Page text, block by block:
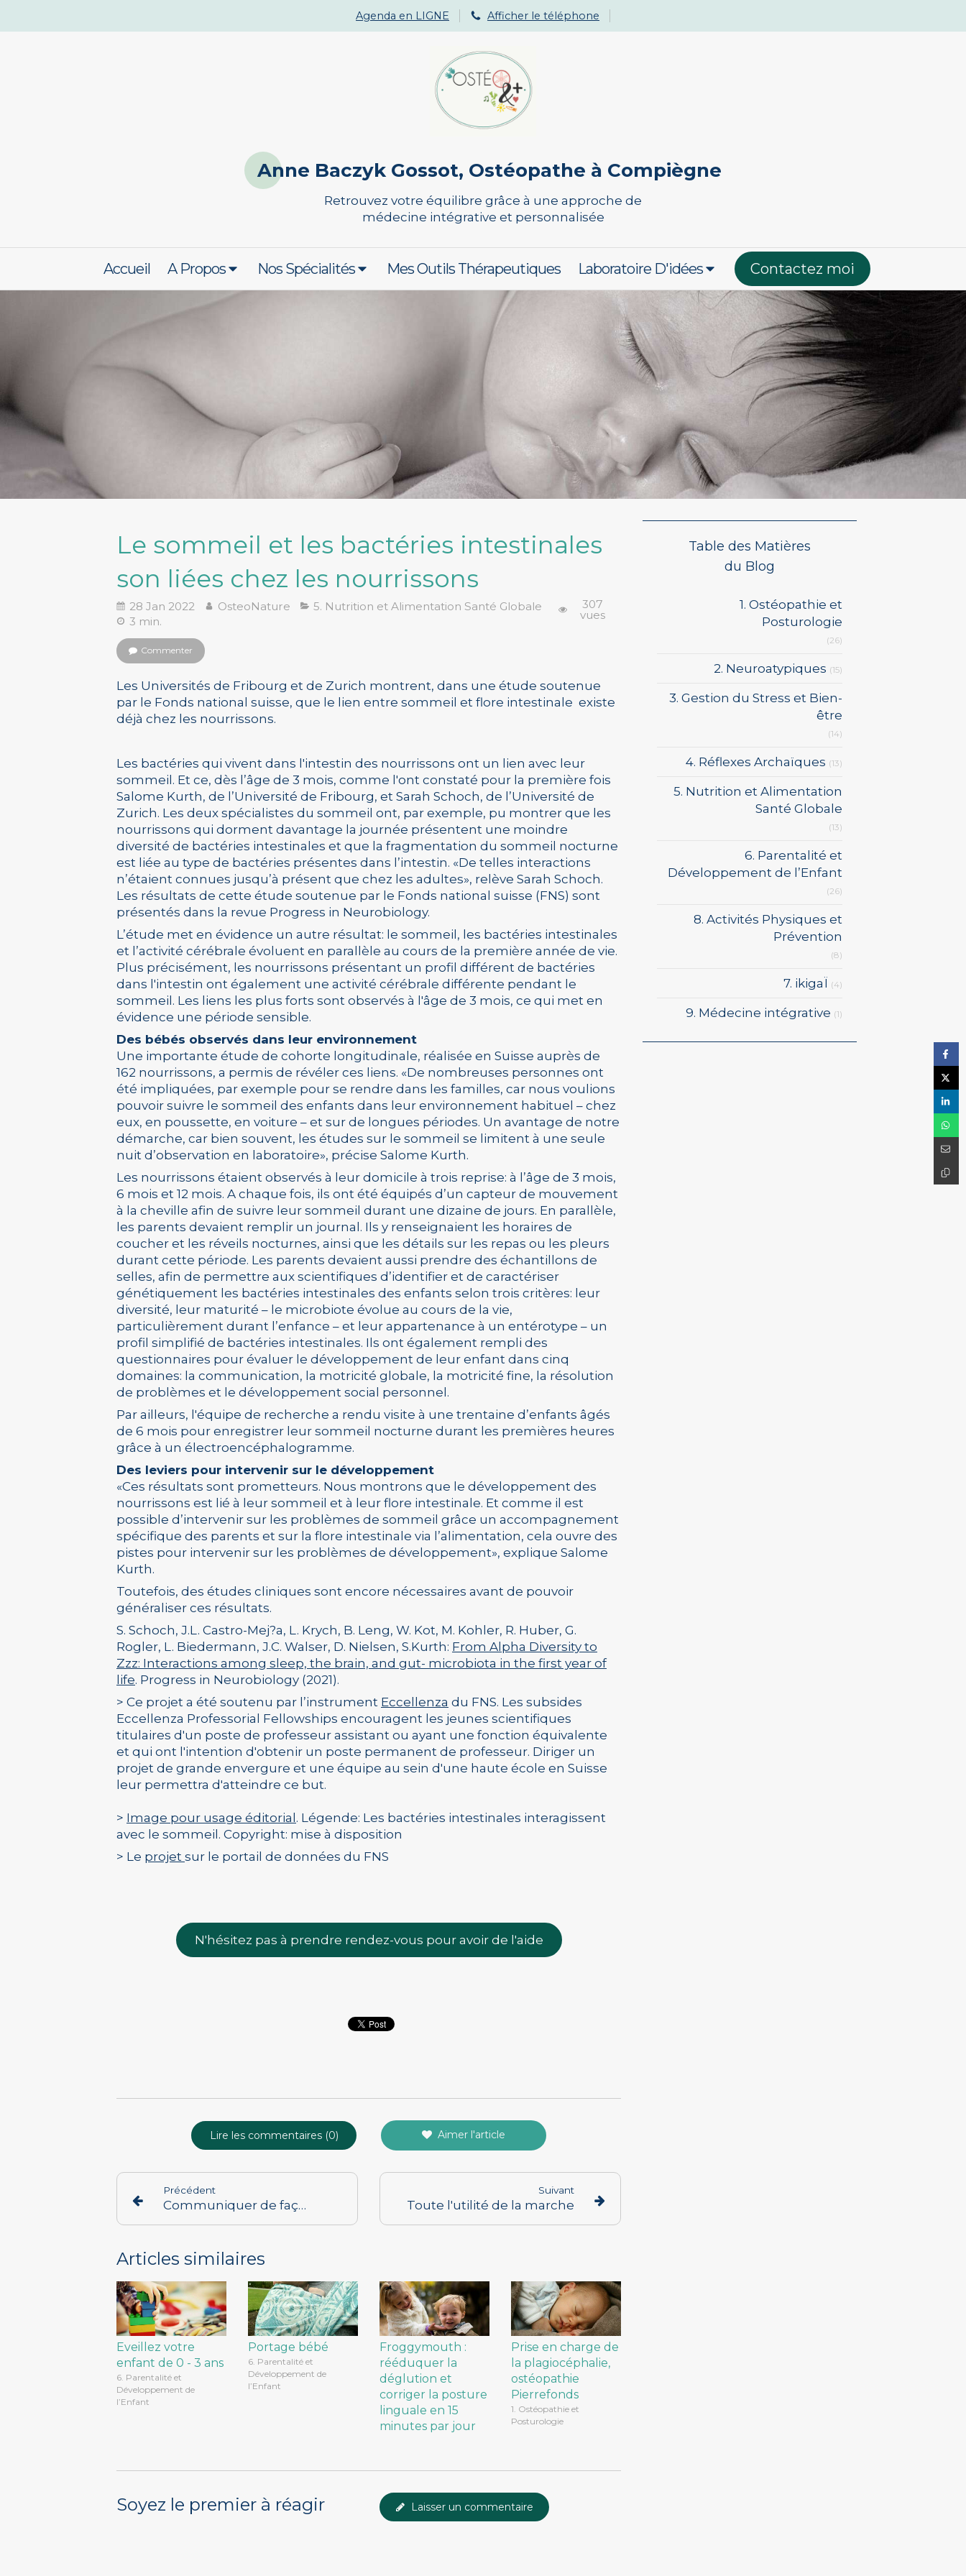
Agenda en LIGNE Afficher le téléphone
Anne Baczyk Gossot, Ostéopathe à Compiègne
Retrouvez votre équilibre grâce à une approche de
médecine intégrative et personnalisée
Accueil A Propos Nos Spécialités Mes Outils Thérapeutiques Laboratoire D'idées Contactez moi
Le sommeil et les bactéries intestinales
son liées chez les nourrissons
28 Jan 2022 OsteoNature
5. Nutrition et Alimentation Santé Globale
3 min.
307
vues
Commenter
Les Universités de Fribourg et de Zurich montrent, dans une étude soutenue
par le Fonds national suisse, que le lien entre sommeil et flore intestinale existe
déjà chez les nourrissons.
Les bactéries qui vivent dans l'intestin des nourrissons ont un lien avec leur
sommeil. Et ce, dès l’âge de 3 mois, comme l'ont constaté pour la première fois
Salome Kurth, de l’Université de Fribourg, et Sarah Schoch, de l’Université de
Zurich. Les deux spécialistes du sommeil ont, par exemple, pu montrer que les
nourrissons qui dorment davantage la journée présentent une moindre
diversité de bactéries intestinales et que la fragmentation du sommeil nocturne
est liée au type de bactéries présentes dans l’intestin. «De telles interactions
n’étaient connues jusqu’à présent que chez les adultes», relève Sarah Schoch.
Les résultats de cette étude soutenue par le Fonds national suisse (FNS) sont
présentés dans la revue Progress in Neurobiology.
L’étude met en évidence un autre résultat: le sommeil, les bactéries intestinales
et l’activité cérébrale évoluent en parallèle au cours de la première année de vie.
Plus précisément, les nourrissons présentant un profil différent de bactéries
dans l'intestin ont également une activité cérébrale différente pendant le
sommeil. Les liens les plus forts sont observés à l'âge de 3 mois, ce qui met en
évidence une période sensible.
Des bébés observés dans leur environnement
Une importante étude de cohorte longitudinale, réalisée en Suisse auprès de
162 nourrissons, a permis de révéler ces liens. «De nombreuses personnes ont
été impliquées, par exemple pour se rendre dans les familles, car nous voulions
pouvoir suivre le sommeil des enfants dans leur environnement habituel – chez
eux, en poussette, en voiture – et sur de longues périodes. Un avantage de notre
démarche, car bien souvent, les études sur le sommeil se limitent à une seule
nuit d’observation en laboratoire», précise Salome Kurth.
Les nourrissons étaient observés à leur domicile à trois reprise: à l’âge de 3 mois,
6 mois et 12 mois. A chaque fois, ils ont été équipés d’un capteur de mouvement
à la cheville afin de suivre leur sommeil durant une dizaine de jours. En parallèle,
les parents devaient remplir un journal. Ils y renseignaient les horaires de
coucher et les réveils nocturnes, ainsi que les détails sur les repas ou les pleurs
durant cette période. Les parents devaient aussi prendre des échantillons de
selles, afin de permettre aux scientifiques d’identifier et de caractériser
génétiquement les bactéries intestinales des enfants selon trois critères: leur
diversité, leur maturité – le microbiote évolue au cours de la vie,
particulièrement durant l’enfance – et leur appartenance à un entérotype – un
profil simplifié de bactéries intestinales. Ils ont également rempli des
questionnaires pour évaluer le développement de leur enfant dans cinq
domaines: la communication, la motricité globale, la motricité fine, la résolution
de problèmes et le développement social personnel.
Par ailleurs, l'équipe de recherche a rendu visite à une trentaine d’enfants âgés
de 6 mois pour enregistrer leur sommeil nocturne durant les premières heures
grâce à un électroencéphalogramme.
Des leviers pour intervenir sur le développement
«Ces résultats sont prometteurs. Nous montrons que le développement des
nourrissons est lié à leur sommeil et à leur flore intestinale. Et comme il est
possible d’intervenir sur les problèmes de sommeil grâce un accompagnement
spécifique des parents et sur la flore intestinale via l’alimentation, cela ouvre des
pistes pour intervenir sur les problèmes de développement», explique Salome
Kurth.
Toutefois, des études cliniques sont encore nécessaires avant de pouvoir
généraliser ces résultats.
S. Schoch, J.L. Castro-Mej?a, L. Krych, B. Leng, W. Kot, M. Kohler, R. Huber, G.
Rogler, L. Biedermann, J.C. Walser, D. Nielsen, S.Kurth: From Alpha Diversity to
Zzz: Interactions among sleep, the brain, and gut- microbiota in the first year of
life. Progress in Neurobiology (2021).
> Ce projet a été soutenu par l’instrument Eccellenza du FNS. Les subsides
Eccellenza Professorial Fellowships encouragent les jeunes scientifiques
titulaires d'un poste de professeur assistant ou ayant une fonction équivalente
et qui ont l'intention d'obtenir un poste permanent de professeur. Diriger un
projet de grande envergure et une équipe au sein d'une haute école en Suisse
leur permettra d'atteindre ce but.
> Image pour usage éditorial. Légende: Les bactéries intestinales interagissent
avec le sommeil. Copyright: mise à disposition
> Le projet sur le portail de données du FNS
N'hésitez pas à prendre rendez-vous pour avoir de l'aide
Lire les commentaires (0) Aimer l'article
Précédent
Communiquer de façon positive (en famille et ailleurs)
Suivant
Toute l'utilité de la marche
Articles similaires
Eveillez votre
enfant de 0 - 3 ans
6. Parentalité et
Développement de
l’Enfant
Portage bébé
6. Parentalité et
Développement de
l’Enfant
Froggymouth :
rééduquer la
déglution et
corriger la posture
linguale en 15
minutes par jour
Prise en charge de
la plagiocéphalie,
ostéopathie
Pierrefonds
1. Ostéopathie et
Posturologie
Soyez le premier à réagir Laisser un commentaire
Table des Matières
du Blog
1. Ostéopathie et
Posturologie
(26)
2. Neuroatypiques (15)
3. Gestion du Stress et Bien-
être
(14)
4. Réflexes Archaïques (13)
5. Nutrition et Alimentation
Santé Globale
(13)
6. Parentalité et
Développement de l’Enfant
(26)
8. Activités Physiques et
Prévention
(8)
7. ikigaÏ (4)
9. Médecine intégrative (1)